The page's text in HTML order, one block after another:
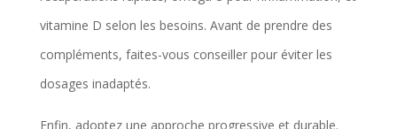
vitamine D selon les besoins. Avant de prendre des
compléments, faites-vous conseiller pour éviter les
dosages inadaptés.
Enfin, adoptez une approche progressive et durable.